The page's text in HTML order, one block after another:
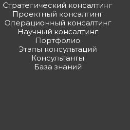
Стратегический консалтинг
Проектный консалтинг
Операционный консалтинг
Научный консалтинг
Портфолио
Этапы консультаций
Консультанты
База знаний